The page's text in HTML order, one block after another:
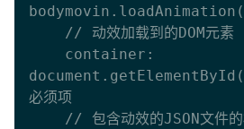
必须项